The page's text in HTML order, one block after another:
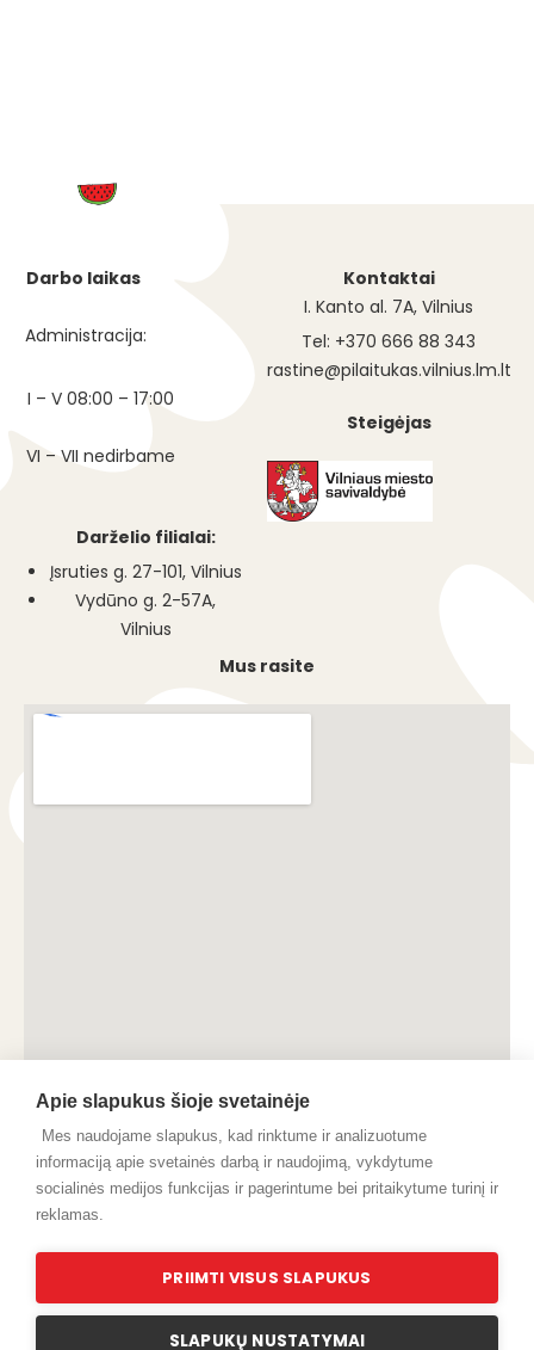
Darbo laikas
Administracija:
I – V 08:00 – 17:00
VI – VII nedirbame
Darželio filialai:
Įsruties g. 27-101, Vilnius
Vydūno g. 2-57A,
Vilnius
Kontaktai
I. Kanto al. 7A, Vilnius
Tel: +370 666 88 343
rastine@pilaitukas.vilnius.lm.lt
Steigėjas
Mus rasite
Apie slapukus šioje svetainėje
Mes naudojame slapukus, kad rinktume ir analizuotume
informaciją apie svetainės darbą ir naudojimą, vykdytume
socialinės medijos funkcijas ir pagerintume bei pritaikytume turinį ir
reklamas.
PRIIMTI VISUS SLAPUKUS
SLAPUKŲ NUSTATYMAI